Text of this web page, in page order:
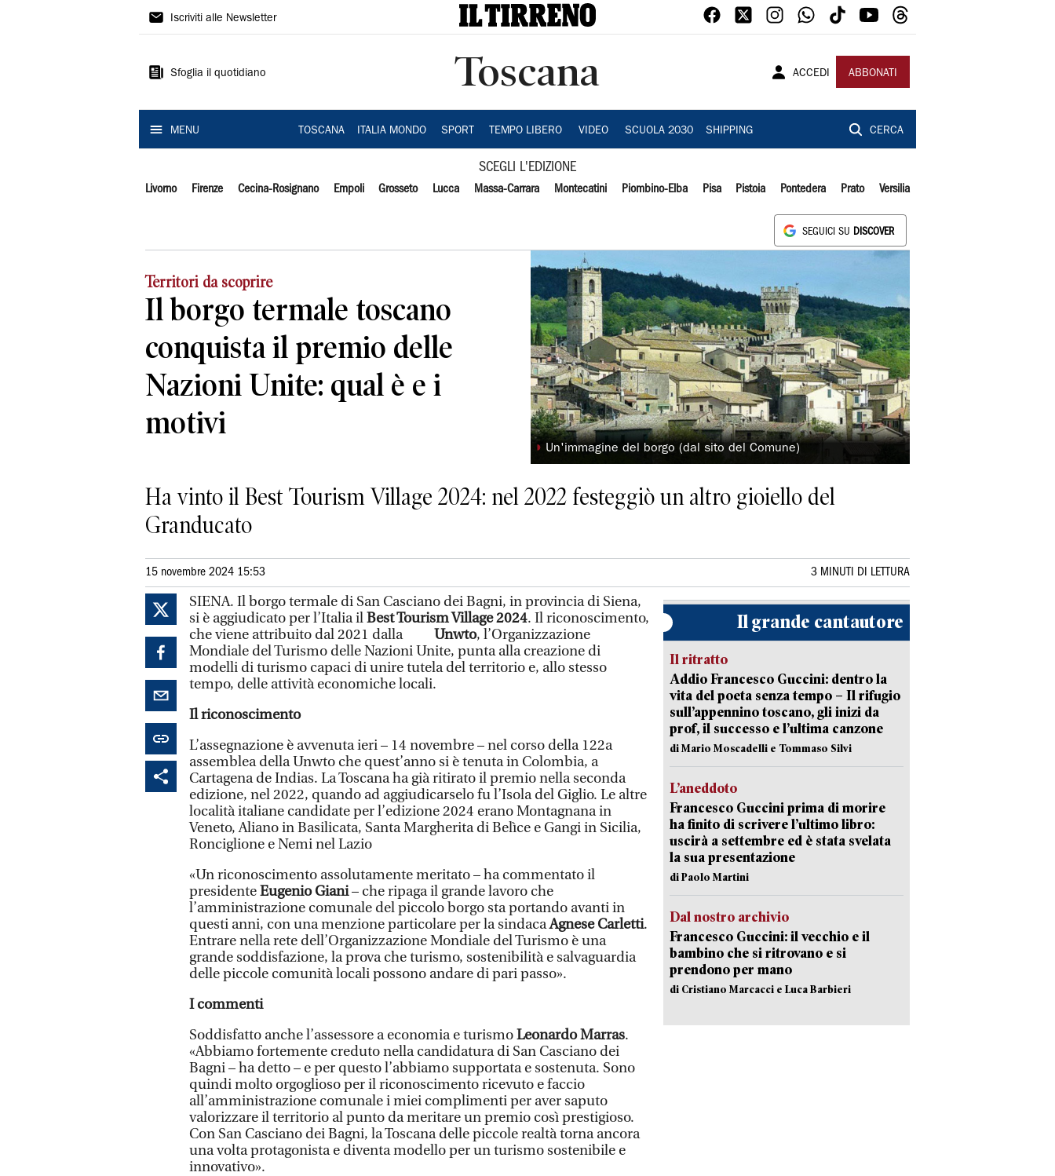
Il
Iscriviti alle Newsletter
Sfoglia il quotidiano Toscana ACCEDI ABBONATI
MENU TOSCANA ITALIA MONDO SPORT TEMPO LIBERO VIDEO SCUOLA 2030 SHIPPING CERCA
SCEGLI L'EDIZIONE
Livorno Firenze Cecina-Rosignano Empoli Grosseto Lucca Massa-Carrara Montecatini Piombino-Elba Pisa Pistoia Pontedera Prato Versilia
SEGUICI SU DISCOVER
Territori da scoprire
Il borgo termale toscano
conquista il premio delle
Nazioni Unite: qual è e i
motivi
◗ Un'immagine del borgo (dal sito del Comune)
Ha vinto il Best Tourism Village 2024: nel 2022 festeggiò un altro gioiello del
Granducato
15 novembre 2024 15:53 3 MINUTI DI LETTURA
SIENA. Il borgo termale di San Casciano dei Bagni, in provincia di Siena,
si è aggiudicato per l’Italia ilBest Tourism Village 2024. Il riconoscimento,
che viene attribuito dal 2021 dalla Unwto, l’Organizzazione
Mondiale del Turismo delle Nazioni Unite, punta alla creazione di
modelli di turismo capaci di unire tutela del territorio e, allo stesso
tempo, delle attività economiche locali.
Il riconoscimento
L’assegnazione è avvenuta ieri – 14 novembre – nel corso della 122a
assemblea della Unwto che quest’anno si è tenuta in Colombia, a
Cartagena de Indias. La Toscana ha già ritirato il premio nella seconda
edizione, nel 2022, quando ad aggiudicarselo fu l’Isola del Giglio. Le altre
località italiane candidate per l’edizione 2024 erano Montagnana in
Veneto, Aliano in Basilicata, Santa Margherita di Belìce e Gangi in Sicilia,
Ronciglione e Nemi nel Lazio
«Un riconoscimento assolutamente meritato – ha commentato il
presidenteEugenio Giani– che ripaga il grande lavoro che
l’amministrazione comunale del piccolo borgo sta portando avanti in
questi anni, con una menzione particolare per la sindacaAgnese Carletti.
Entrare nella rete dell’Organizzazione Mondiale del Turismo è una
grande soddisfazione, la prova che turismo, sostenibilità e salvaguardia
delle piccole comunità locali possono andare di pari passo».
I commenti
Soddisfatto anche l’assessore a economia e turismoLeonardo Marras.
«Abbiamo fortemente creduto nella candidatura di San Casciano dei
Bagni – ha detto – e per questo l’abbiamo supportata e sostenuta. Sono
quindi molto orgoglioso per il riconoscimento ricevuto e faccio
all’amministrazione comunale i miei complimenti per aver saputo
valorizzare il territorio al punto da meritare un premio così prestigioso.
Con San Casciano dei Bagni, la Toscana delle piccole realtà torna ancora
una volta protagonista e diventa modello per un turismo sostenibile e
innovativo».
Il grande cantautore
Il ritratto
Addio Francesco Guccini: dentro la
vita del poeta senza tempo – Il rifugio
sull’appennino toscano, gli inizi da
prof, il successo e l’ultima canzone
di Mario Moscadelli e Tommaso Silvi
L’aneddoto
Francesco Guccini prima di morire
ha finito di scrivere l’ultimo libro:
uscirà a settembre ed è stata svelata
la sua presentazione
di Paolo Martini
Dal nostro archivio
Francesco Guccini: il vecchio e il
bambino che si ritrovano e si
prendono per mano
di Cristiano Marcacci e Luca Barbieri